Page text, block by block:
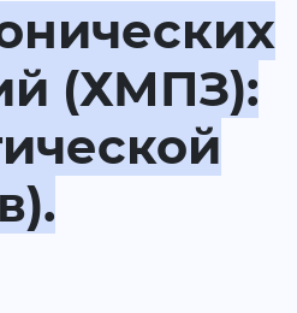
(ХМПЗ):